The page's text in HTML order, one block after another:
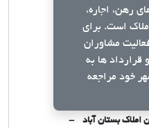
رهن، اجاره،
است. برای
مشاوران
قرارداد ها به
خود مراجعه
املاک بستان آباد